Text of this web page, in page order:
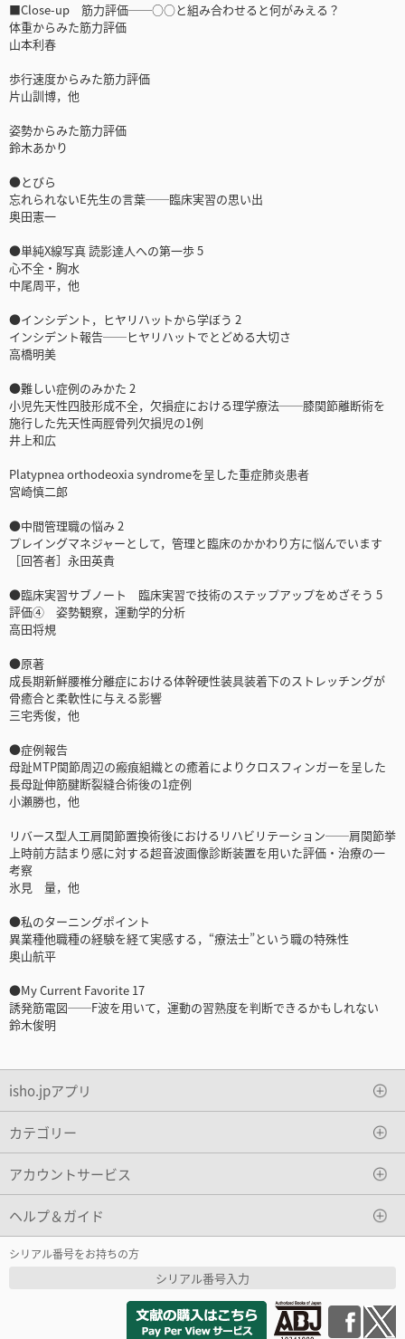
■Close-up 筋力評価──○○と組み合わせると何がみえる？
体重からみた筋力評価
山本利春
歩行速度からみた筋力評価
片山訓博，他
姿勢からみた筋力評価
鈴木あかり
●とびら
忘れられないE先生の言葉──臨床実習の思い出
奥田憲一
●単純X線写真 読影達人への第一歩 5
心不全・胸水
中尾周平，他
●インシデント，ヒヤリハットから学ぼう 2
インシデント報告──ヒヤリハットでとどめる大切さ
高橋明美
●難しい症例のみかた 2
小児先天性四肢形成不全，欠損症における理学療法──膝関節離断術を
施行した先天性両脛骨列欠損児の1例
井上和広
Platypnea orthodeoxia syndromeを呈した重症肺炎患者
宮崎慎二郎
●中間管理職の悩み 2
プレイングマネジャーとして，管理と臨床のかかわり方に悩んでいます
［回答者］永田英貴
●臨床実習サブノート 臨床実習で技術のステップアップをめざそう 5
評価④ 姿勢観察，運動学的分析
高田将規
●原著
成長期新鮮腰椎分離症における体幹硬性装具装着下のストレッチングが
骨癒合と柔軟性に与える影響
三宅秀俊，他
●症例報告
母趾MTP関節周辺の瘢痕組織との癒着によりクロスフィンガーを呈した
長母趾伸筋腱断裂縫合術後の1症例
小瀬勝也，他
リバース型人工肩関節置換術後におけるリハビリテーション──肩関節挙
上時前方詰まり感に対する超音波画像診断装置を用いた評価・治療の一
考察
氷見 量，他
●私のターニングポイント
異業種他職種の経験を経て実感する，“療法士”という職の特殊性
奥山航平
●My Current Favorite 17
誘発筋電図──F波を用いて，運動の習熟度を判断できるかもしれない
鈴木俊明
isho.jpアプリ
カテゴリー
アカウントサービス
ヘルプ＆ガイド
シリアル番号をお持ちの方
シリアル番号入力